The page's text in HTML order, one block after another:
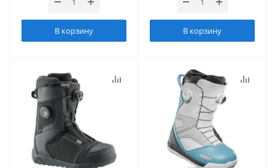
В корзину В корзину